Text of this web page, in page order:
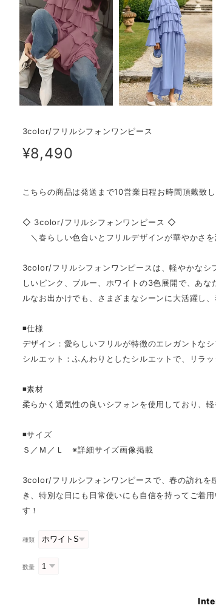
3color/フリルシフォンワンピース
¥8,490
こちらの商品は発送まで10営業日程お時間頂戴致し
◇ 3color/フリルシフォンワンピース ◇
＼春らしい色合いとフリルデザインが華やかさ
3color/フリルシフォンワンピースは、軽やかなシ
しいピンク、ブルー、ホワイトの3色展開で、あ
ルなお出かけでも、さまざまなシーンに大活躍し
◾️仕様
デザイン：愛らしいフリルが特徴のエレガントな
シルエット：ふんわりとしたシルエットで、リラ
◾️素材
柔らかく通気性の良いシフォンを使用しており、軽
◾️サイズ
Ｓ／Ｍ／Ｌ ※詳細サイズ画像掲載
3color/フリルシフォンワンピースで、春の訪れを
き、特別な日にも日常使いにも自信を持ってご着
す！
種類
数量